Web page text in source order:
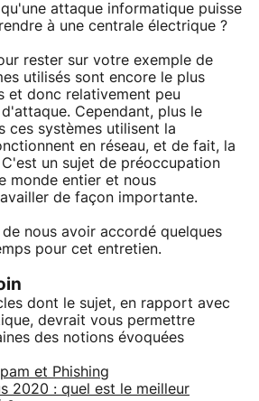
attaque informatique puisse
à une centrale électrique ?
rester sur votre exemple de
utilisés sont encore le plus
et donc relativement peu
Cependant, plus le
ces systèmes utilisent la
en réseau, et de fait, la
un sujet de préoccupation
monde entier et nous
de façon importante.
de nous avoir accordé quelques
pour cet entretien.
dont le sujet, en rapport avec
devrait vous permettre
des notions évoquées
et Phishing
2020 : quel est le meilleur